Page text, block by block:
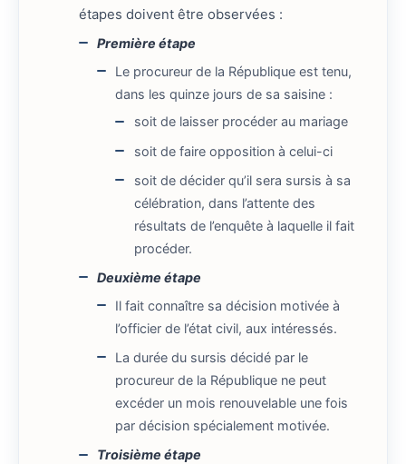
étapes doivent être observées :
Première étape
Le procureur de la République est tenu,
dans les quinze jours de sa saisine :
soit de laisser procéder au mariage
soit de faire opposition à celui-ci
soit de décider qu’il sera sursis à sa
célébration, dans l’attente des
résultats de l’enquête à laquelle il fait
procéder.
Deuxième étape
Il fait connaître sa décision motivée à
l’officier de l’état civil, aux intéressés.
La durée du sursis décidé par le
procureur de la République ne peut
excéder un mois renouvelable une fois
par décision spécialement motivée.
Troisième étape